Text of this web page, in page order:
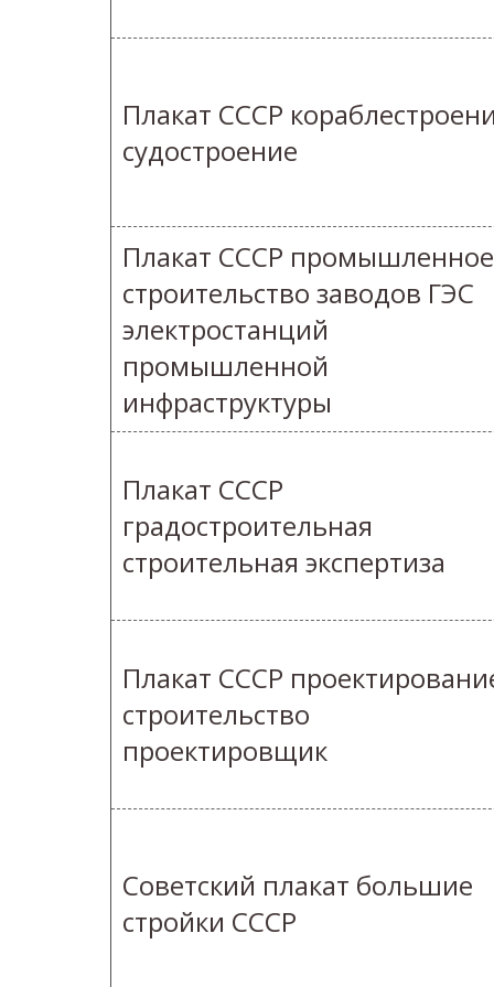
Плакат СССР
судостроение
Плакат СССР промышленное
строительство заводов ГЭС
электростанций
промышленной
инфраструктуры
Плакат СССР
градостроительная
строительная экспертиза
Плакат СССР
строительство
проектировщик
Советский плакат большие
стройки СССР